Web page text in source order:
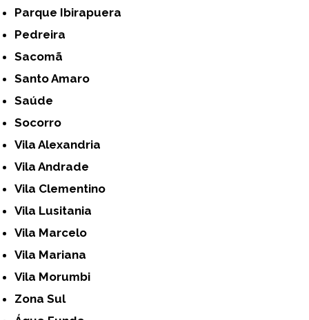
Parque Ibirapuera
Pedreira
Sacomã
Santo Amaro
Saúde
Socorro
Vila Alexandria
Vila Andrade
Vila Clementino
Vila Lusitania
Vila Marcelo
Vila Mariana
Vila Morumbi
Zona Sul